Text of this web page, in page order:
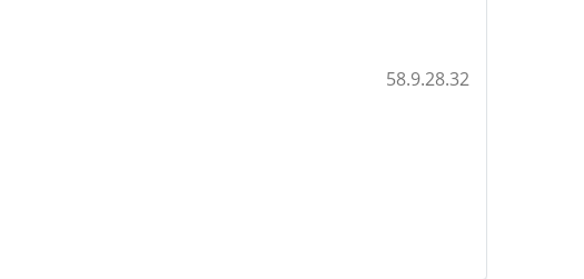
58.9.28.32